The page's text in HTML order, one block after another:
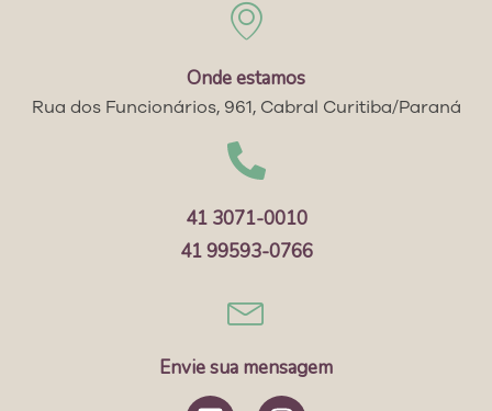
Onde estamos
Rua dos Funcionários, 961, Cabral Curitiba/Paraná
41 3071-0010
41 99593-0766
Envie sua mensagem